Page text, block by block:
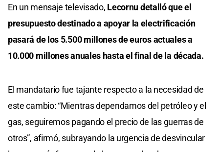
En un mensaje televisado, Lecornu detalló que el
presupuesto destinado a apoyar la electrificación
pasará de los 5.500 millones de euros actuales a
10.000 millones anuales hasta el final de la década.
El mandatario fue tajante respecto a la necesidad de
este cambio: “Mientras dependamos del petróleo y el
gas, seguiremos pagando el precio de las guerras de
otros”, afirmó, subrayando la urgencia de desvincular